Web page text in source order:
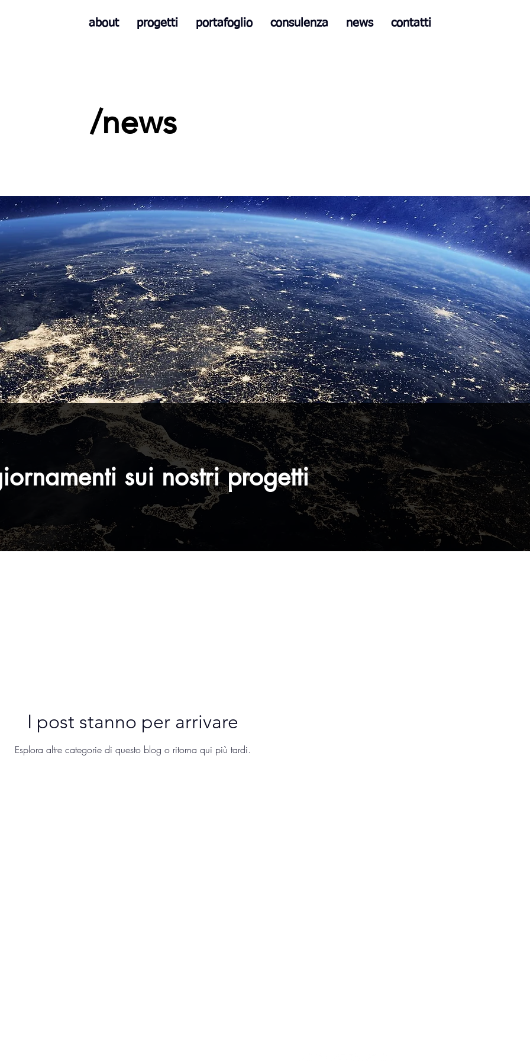
about progetti portafoglio consulenza news contatti
/news
sui nostri progetti
I post stanno per arrivare
Esplora altre categorie di questo blog o ritorna qui più tardi.